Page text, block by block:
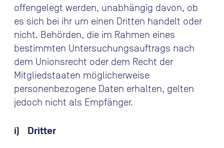
offengelegt werden, unabhängig davon, ob
es sich bei ihr um einen Dritten handelt oder
nicht. Behörden, die im Rahmen eines
bestimmten Untersuchungsauftrags nach
dem Unionsrecht oder dem Recht der
Mitgliedstaaten möglicherweise
personenbezogene Daten erhalten, gelten
jedoch nicht als Empfänger.
i) Dritter